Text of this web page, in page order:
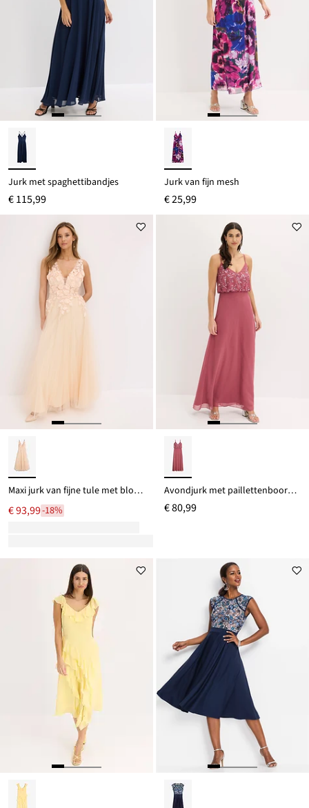
Jurk met spaghettibandjes
€ 115,99
Jurk van fijn mesh
€ 25,99
Maxi jurk van fijne tule met bloemenapplicatie
€ 93,99-18%
Avondjurk met paillettenboorduursel
€ 80,99